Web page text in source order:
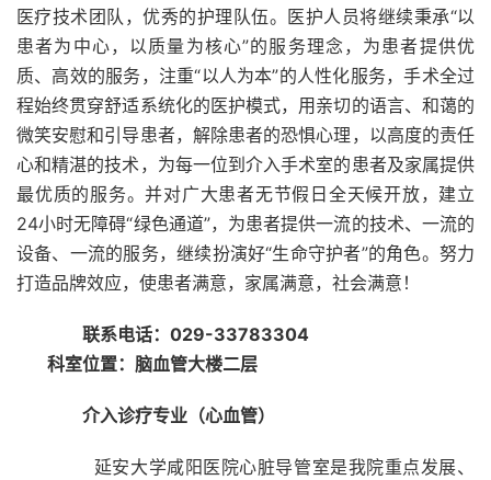
医疗技术团队，优秀的护理队伍。医护人员将继续秉承“以
患者为中心，以质量为核心”的服务理念，为患者提供优
质、高效的服务，注重“以人为本”的人性化服务，手术全过
程始终贯穿舒适系统化的医护模式，用亲切的语言、和蔼的
微笑安慰和引导患者，解除患者的恐惧心理，以高度的责任
心和精湛的技术，为每一位到介入手术室的患者及家属提供
最优质的服务。并对广大患者无节假日全天候开放，建立
24小时无障碍“绿色通道”，为患者提供一流的技术、一流的
设备、一流的服务，继续扮演好“生命守护者”的角色。努力
打造品牌效应，使患者满意，家属满意，社会满意！
联系电话：029-33783304
科室位置：脑血管大楼二层
介入诊疗专业（心血管）
延安大学咸阳医院心脏导管室是我院重点发展、